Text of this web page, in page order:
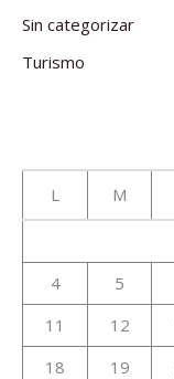
Sin categorizar
Turismo
L M
4
5
11
12
18
19